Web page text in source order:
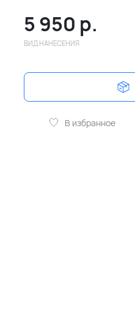
5 950 р.
ВИД НАНЕСЕНИЯ
В избранное